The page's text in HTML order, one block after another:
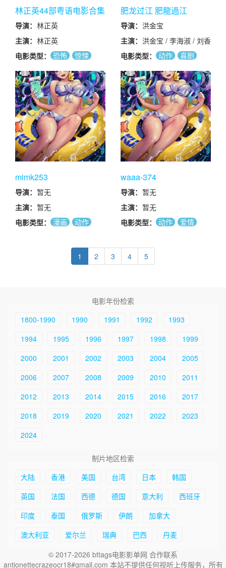
林正英44部粤语电影合集
导演： 林正英
主演： 林正英
电影类型：
恐怖
惊悚
肥龙过江 肥龍過江
(1978)
导演： 洪金宝
主演： 洪金宝 / 李海淑 / 刘香
萍 / 陆柱石 / 林建明 /
乔宏 / 梁家仁 / 杨群 /
李海生 / 罗国辉 / 大卫
·尼克 / 元彪 / 孟海 /
钟发 / 火星 / 陈会毅 /
钱月笙 / 冯克安 / 陈狄
克 / 赵志凌 / 曾志伟 /
王伟
电影类型： 动作 喜剧
mimk253
导演： 暂无
主演： 暂无
电影类型：
漫画
动作
waaa-374
导演： 暂无
主演： 暂无
电影类型：
动作 爱情
1 2 3 4 5
电影年份检索
1800-1990
1990 1991 1992
1993
1994
1995 1996 1997 1998
1999
2000
2001 2002 2003 2004
2005
2006
2007 2008 2009 2010
2011
2012
2013 2014 2015 2016
2017
2018
2019 2020 2021 2022
2023
2024
制片地区检索
大陆
香港 美国 台湾 日本
韩国
英国
法国 西德 德国 意大利
西班牙
印度
泰国 俄罗斯 伊朗
加拿大
澳大利亚
爱尔兰 瑞典 巴西
丹麦
© 2017-2026 bttags电影影单网 合作联系
antionettecrazeocr18#gmail.com 本站不提供任何视听上传服务，所有